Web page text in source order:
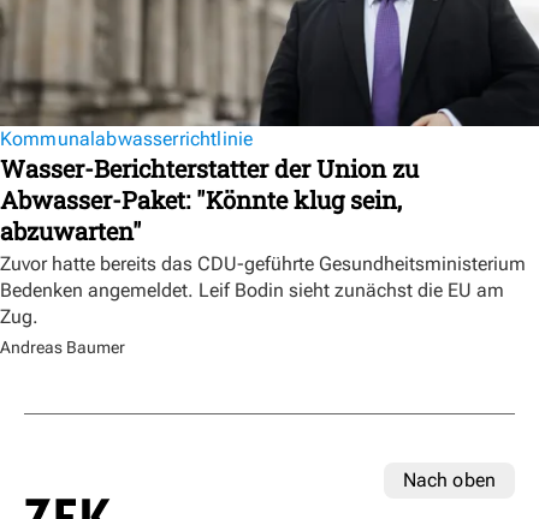
Kommunalabwasserrichtlinie
Wasser-Berichterstatter der Union zu
Abwasser-Paket: "Könnte klug sein,
abzuwarten"
Zuvor hatte bereits das CDU-geführte Gesundheitsministerium
Bedenken angemeldet. Leif Bodin sieht zunächst die EU am
Zug.
Andreas Baumer
Nach oben